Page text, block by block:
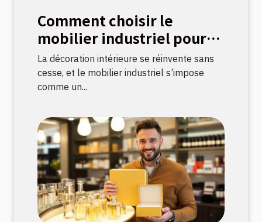
Comment choisir le
mobilier industriel pour
une décoration durable ?
La décoration intérieure se réinvente sans
cesse, et le mobilier industriel s’impose
comme un...